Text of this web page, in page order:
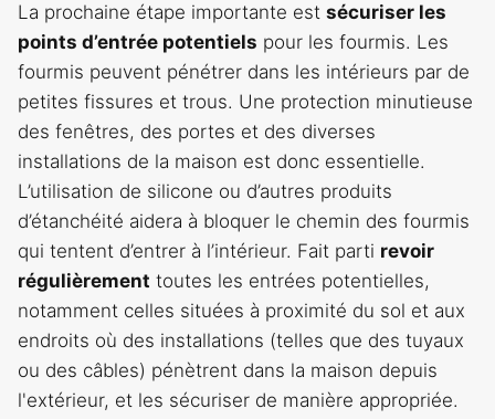
La prochaine étape importante est sécuriser les
points d’entrée potentiels pour les fourmis. Les
fourmis peuvent pénétrer dans les intérieurs par de
petites fissures et trous. Une protection minutieuse
des fenêtres, des portes et des diverses
installations de la maison est donc essentielle.
L’utilisation de silicone ou d’autres produits
d’étanchéité aidera à bloquer le chemin des fourmis
qui tentent d’entrer à l’intérieur. Fait parti revoir
régulièrement toutes les entrées potentielles,
notamment celles situées à proximité du sol et aux
endroits où des installations (telles que des tuyaux
ou des câbles) pénètrent dans la maison depuis
l'extérieur, et les sécuriser de manière appropriée.